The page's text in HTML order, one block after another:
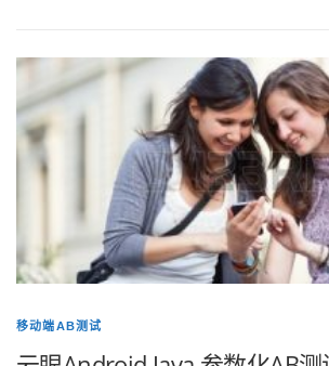
移动端AB测试